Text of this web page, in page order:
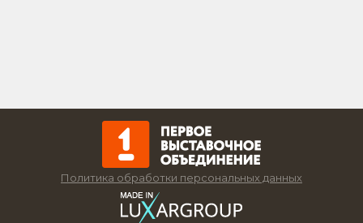
Политика обработки персональных данных